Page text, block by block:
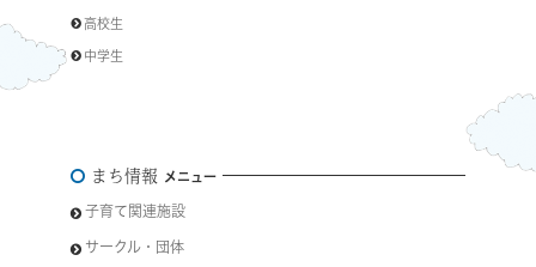
高校生
中学生
まち情報 メニュー
子育て関連施設
サークル・団体